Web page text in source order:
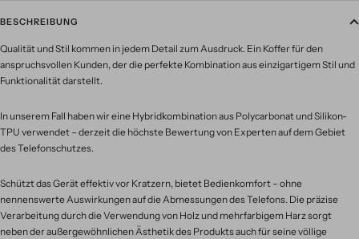
BESCHREIBUNG
Qualität und Stil kommen in jedem Detail zum Ausdruck. Ein Koffer für den
anspruchsvollen Kunden, der die perfekte Kombination aus einzigartigem Stil und
Funktionalität darstellt.
In unserem Fall haben wir eine Hybridkombination aus Polycarbonat und Silikon-
TPU verwendet – derzeit die höchste Bewertung von Experten auf dem Gebiet
des Telefonschutzes.
Schützt das Gerät effektiv vor Kratzern, bietet Bedienkomfort – ohne
nennenswerte Auswirkungen auf die Abmessungen des Telefons. Die präzise
Verarbeitung durch die Verwendung von Holz und mehrfarbigem Harz sorgt
neben der außergewöhnlichen Ästhetik des Produkts auch für seine völlige